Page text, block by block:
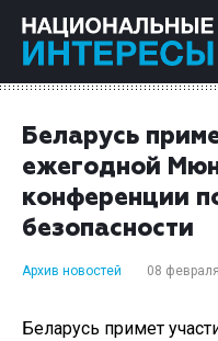
Беларусь
ежегодной
конференции
безопасности
Архив новостей 08
Беларусь примет